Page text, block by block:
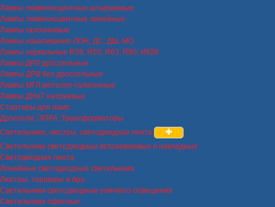
Лампы люминисцентные штырьковые
Лампы люминисцентные линейные
Лампы галогеновые
Лампы накаливания ЛОН, ДС, ДШ, МО
Лампы зеркальные R39, R50, R63, R80, ИКЗК
Лампы ДРЛ дроссельные
Лампы ДРВ без дроссельные
Лампы МГЛ металло-галогенные
Лампы ДНаТ натриевые
Стартеры для ламп
Дроссели, ЭПРА, Трансформаторы
Светильники, люстры, светодиодная лента
Светильники светодиодные встраиваемые и накладные
Светодиодная лента
Линейные светодиодные светильники
Люстры, торшеры и бра
Светильники светодиодные уличного освещения
Светильники офисные